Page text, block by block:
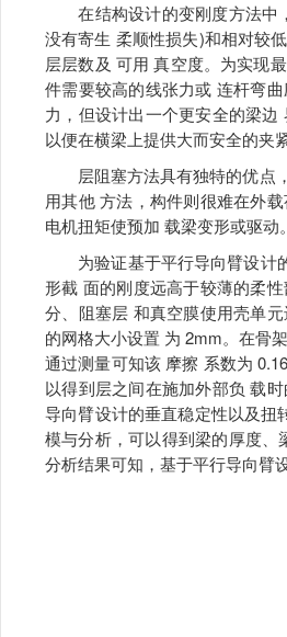
在结构设计的变刚度方法中
没有寄生 柔顺性损失)和相对较
层层数及 可用 真空度。为实现
件需要较高的线张力或 连杆弯
力，但设计出一个更安全的梁
以便在横梁上提供大而安全的夹紧
层阻塞方法具有独特的优点，
用其他 方法，构件则很难在外
电机扭矩使预加 载梁变形或驱
为验证基于平行导向臂设计的
形截 面的刚度远高于较薄的柔
分、阻塞层 和真空膜使用壳单
的网格大小设置 为 2mm。在骨
通过测量可知该 摩擦 系数为
以得到层之间在施加外部负 载
导向臂设计的垂直稳定性以及扭
模与分析，可以得到梁的厚度
分析结果可知，基于平行导向臂